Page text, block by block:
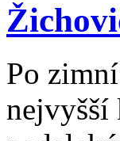
Po
nejvyšší